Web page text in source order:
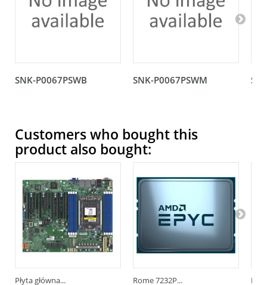
SNK-P0067PSWB SNK-P0067PSWM
Customers who bought this
product also bought:
Płyta główna... Rome 7232P...